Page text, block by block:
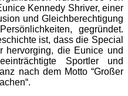
Kennedy Shriver, einer
und Gleichberechtigung
gegründet.
ist, dass die Special
hervorging, die Eunice und
Sportler und
nach dem Motto “Großer